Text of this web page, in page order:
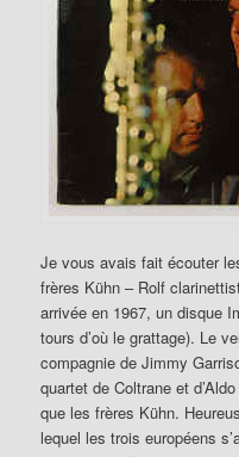
Je vous avais fait écouter
frères Kühn – Rolf
arrivée en 1967, un disque
tours d’où le grattage). Le
compagnie de Jimmy
quartet de Coltrane et
que les frères Kühn.
lequel les trois européens